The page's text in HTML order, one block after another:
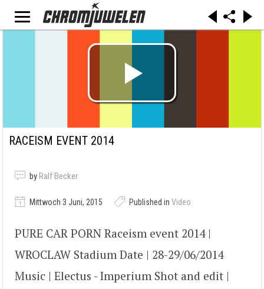
RACEISM EVENT 2014
by Ralf Becker
Mittwoch 3 Juni, 2015 Published in Video
PURE CAR PORN Raceism event 2014 |
WROCLAW Stadium Date | 28-29/06/2014
Music | Electus - Imperium Shot and edit |